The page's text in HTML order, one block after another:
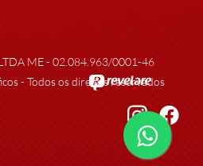
ME - 02.084.963/0001-46
- Todos os direitos reservados